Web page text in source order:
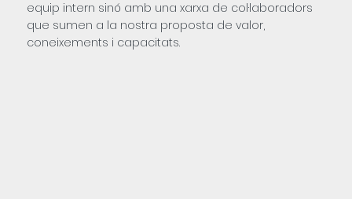
equip intern sinó amb una xarxa de col·laboradors
que sumen a la nostra proposta de valor,
coneixements i capacitats.